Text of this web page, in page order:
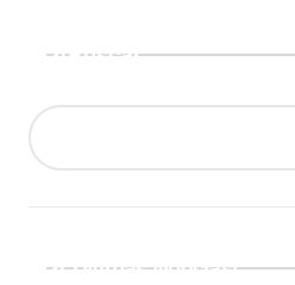
Buscar
¡Ultimas Noticias!